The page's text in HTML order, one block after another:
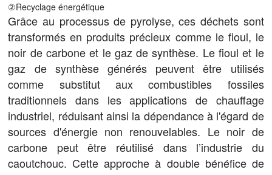
②Recyclage énergétique
Grâce au processus de pyrolyse, ces déchets sont
transformés en produits précieux comme le fioul, le
noir de carbone et le gaz de synthèse. Le fioul et le
gaz de synthèse générés peuvent être utilisés
comme substitut aux combustibles fossiles
traditionnels dans les applications de chauffage
industriel, réduisant ainsi la dépendance à l'égard de
sources d'énergie non renouvelables. Le noir de
carbone peut être réutilisé dans l’industrie du
caoutchouc. Cette approche à double bénéfice de